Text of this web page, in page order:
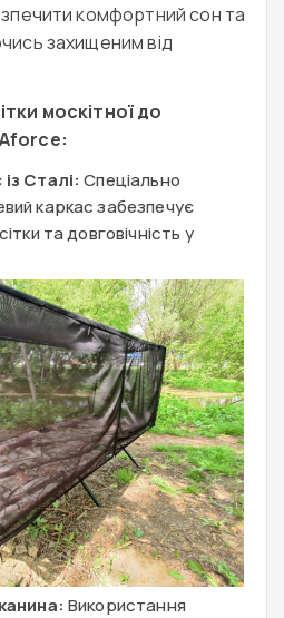
комфортний сон та
захищеним від
москітної до
:
Сталі: Спеціально
каркас забезпечує
та довговічність у
Використання